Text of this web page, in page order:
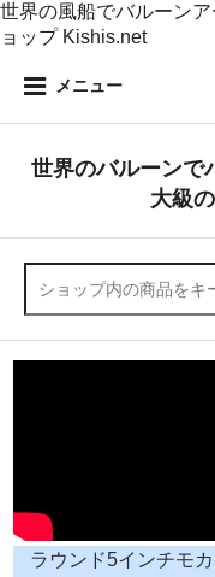
世界の風船でバルーン
ョップ Kishis.net
メニュー
世界のバルーンで
大級
ラウンド5インチモカ